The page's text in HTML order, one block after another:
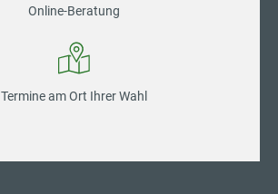
Online-Beratung
Termine am Ort Ihrer Wahl